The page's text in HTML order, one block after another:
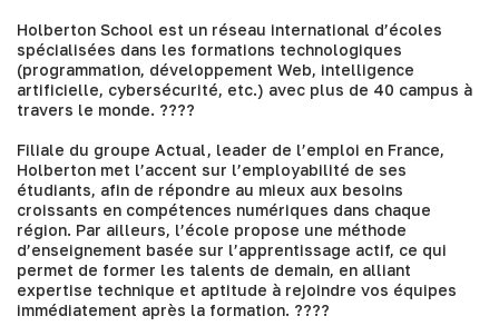
Holberton School est un réseau international d’écoles
spécialisées dans les formations technologiques
(programmation, développement Web, intelligence
artificielle, cybersécurité, etc.) avec plus de 40 campus à
travers le monde. ????
Filiale du groupe Actual, leader de l’emploi en France,
Holberton met l’accent sur l’employabilité de ses
étudiants, afin de répondre au mieux aux besoins
croissants en compétences numériques dans chaque
région. Par ailleurs, l’école propose une méthode
d’enseignement basée sur l’apprentissage actif, ce qui
permet de former les talents de demain, en alliant
expertise technique et aptitude à rejoindre vos équipes
immédiatement après la formation. ????